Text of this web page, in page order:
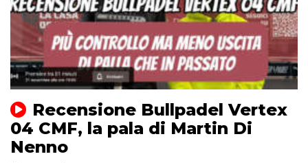
Recensione Bullpadel Vertex
04 CMF, la pala di Martin Di
Nenno